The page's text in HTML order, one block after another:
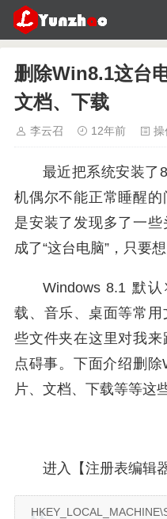
删除Win8.1这台
文档、下载
李云召 12年前 操
最近把系统安装了
机偶尔不能正常睡醒
是安装了发现多了一
成了“这台电脑”，只要
Windows 8.1 默
载、音乐、桌面等常
些文件夹在这里对我
点碍事。下面介绍删
片、文档、下载等等这
进入【注册表编辑